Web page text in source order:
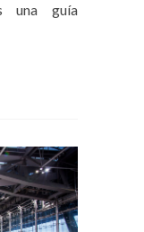
una guía